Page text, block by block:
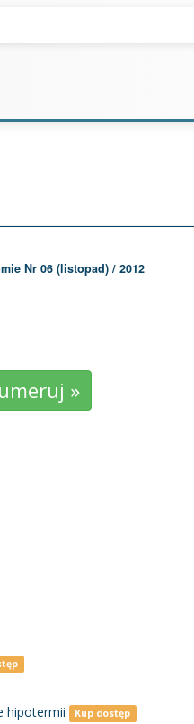
Nr 06 (listopad) / 2012
»
hipotermii
Kup dostęp